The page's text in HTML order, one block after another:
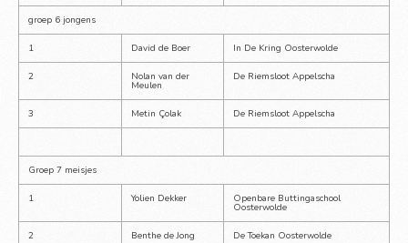
groep 6 jongens
1 David de Boer In De Kring Oosterwolde
2 Nolan van der
Meulen
De Riemsloot Appelscha
3 Metin Çolak De Riemsloot Appelscha
Groep 7 meisjes
1 Yolien Dekker Openbare Buttingaschool
Oosterwolde
2 Benthe de Jong De Toekan Oosterwolde